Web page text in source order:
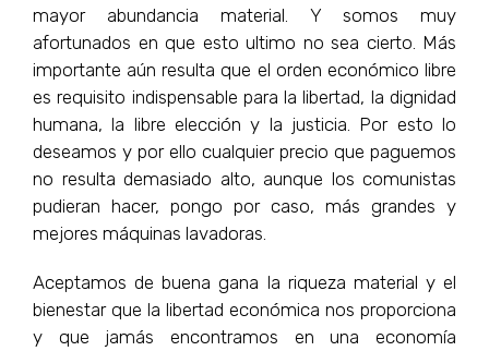
mayor abundancia material. Y somos muy
afortunados en que esto ultimo no sea cierto. Más
importante aún resulta que el orden económico libre
es requisito indispensable para la libertad, la dignidad
humana, la libre elección y la justicia. Por esto lo
deseamos y por ello cualquier precio que paguemos
no resulta demasiado alto, aunque los comunistas
pudieran hacer, pongo por caso, más grandes y
mejores máquinas lavadoras.
Aceptamos de buena gana la riqueza material y el
bienestar que la libertad económica nos proporciona
y que jamás encontramos en una economía